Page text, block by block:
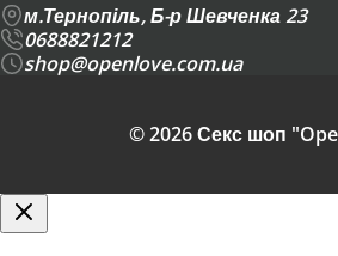
м.Тернопіль, Б-р Шевченка 23
0688821212
shop@openlove.com.ua
© 2026 Секс шоп